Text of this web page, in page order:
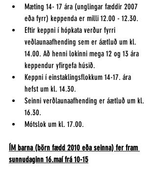
Mæting 14- 17 ára (unglingar fæddir 2007
eða fyrr) keppenda er milli 12.00 - 12.30.
Eftir keppni í hópkata verður fyrri
veðlaunaafhending sem er áætluð um kl.
14.00. Að henni lokinni mega 12 og 13 ára
keppendur yfirgefa húsið.
Keppni í einstaklingsflokkum 14-17. ára
hefst um kl. 14.30.
Seinni verðlaunaafhending er áætluð um kl.
16.30.
Mótslok um kl. 17.00.
ÍM barna (börn fædd 2010 eða seinna) fer fram
sunnudaginn 16.maí frá 10-15